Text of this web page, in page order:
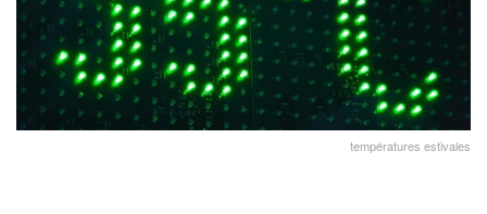
températures estivales